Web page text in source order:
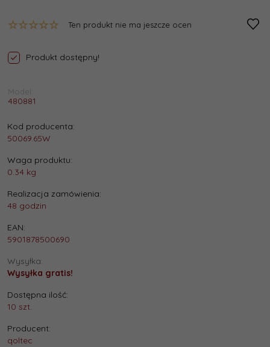
Ten produkt nie ma jeszcze ocen
Produkt dostępny!
Model:
480881
Kod producenta:
50069.65W
Waga produktu:
0.34 kg
Realizacja zamówienia:
48 godzin
EAN:
5901878500690
Wysyłka:
Wysyłka gratis!
Dostępna ilość:
10 szt.
Producent:
qoltec